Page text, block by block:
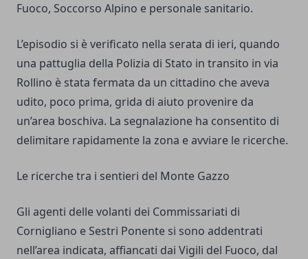
Fuoco, Soccorso Alpino e personale sanitario.
L’episodio si è verificato nella serata di ieri, quando
una pattuglia della Polizia di Stato in transito in via
Rollino è stata fermata da un cittadino che aveva
udito, poco prima, grida di aiuto provenire da
un’area boschiva. La segnalazione ha consentito di
delimitare rapidamente la zona e avviare le ricerche.
Le ricerche tra i sentieri del Monte Gazzo
Gli agenti delle volanti dei Commissariati di
Cornigliano e Sestri Ponente si sono addentrati
nell’area indicata, affiancati dai Vigili del Fuoco, dal